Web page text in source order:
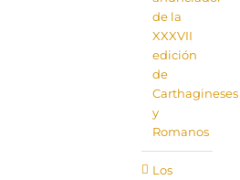
de la
XXXVII
edición
de
Carthagineses
y
Romanos
Los